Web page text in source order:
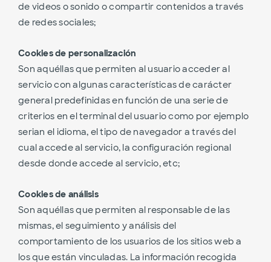
de videos o sonido o compartir contenidos a través
de redes sociales;
Cookies de personalización
Son aquéllas que permiten al usuario acceder al
servicio con algunas características de carácter
general predefinidas en función de una serie de
criterios en el terminal del usuario como por ejemplo
serian el idioma, el tipo de navegador a través del
cual accede al servicio, la configuración regional
desde donde accede al servicio, etc;
Cookies de análisis
Son aquéllas que permiten al responsable de las
mismas, el seguimiento y análisis del
comportamiento de los usuarios de los sitios web a
los que están vinculadas. La información recogida